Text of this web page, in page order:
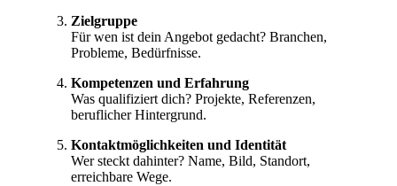
Zielgruppe
Für wen ist dein Angebot gedacht? Branchen,
Probleme, Bedürfnisse.
Kompetenzen und Erfahrung
Was qualifiziert dich? Projekte, Referenzen,
beruflicher Hintergrund.
Kontaktmöglichkeiten und Identität
Wer steckt dahinter? Name, Bild, Standort,
erreichbare Wege.